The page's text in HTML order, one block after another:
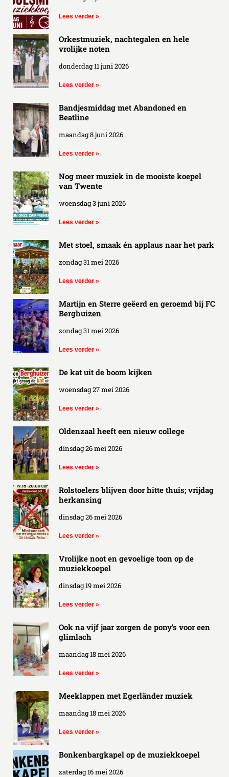
Lees verder »
Orkestmuziek, nachtegalen en hele
vrolijke noten
donderdag 11 juni 2026
Lees verder »
Bandjesmiddag met Abandoned en
Beatline
maandag 8 juni 2026
Lees verder »
Nog meer muziek in de mooiste koepel
van Twente
woensdag 3 juni 2026
Lees verder »
Met stoel, smaak én applaus naar het park
zondag 31 mei 2026
Lees verder »
Martijn en Sterre geëerd en geroemd bij FC
Berghuizen
zondag 31 mei 2026
Lees verder »
De kat uit de boom kijken
woensdag 27 mei 2026
Lees verder »
Oldenzaal heeft een nieuw college
dinsdag 26 mei 2026
Lees verder »
Rolstoelers blijven door hitte thuis; vrijdag
herkansing
dinsdag 26 mei 2026
Lees verder »
Vrolijke noot en gevoelige toon op de
muziekkoepel
dinsdag 19 mei 2026
Lees verder »
Ook na vijf jaar zorgen de pony’s voor een
glimlach
maandag 18 mei 2026
Lees verder »
Meeklappen met Egerländer muziek
maandag 18 mei 2026
Lees verder »
Bonkenbargkapel op de muziekkoepel
zaterdag 16 mei 2026